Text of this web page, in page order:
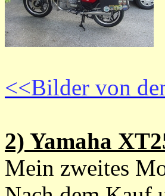
<<Bilder von
2) Yamaha
Mein zweites